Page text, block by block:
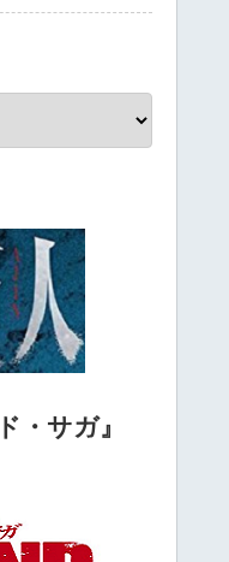
・サガ』